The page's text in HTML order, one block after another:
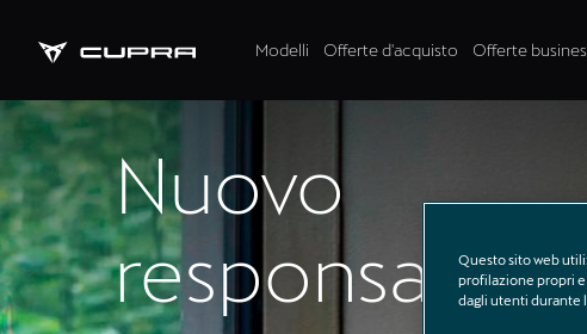
Modelli Offerte d'acquisto Offerte
Nuovo
responsabile
Questo sito web
profilazione propri e
dagli utenti durante